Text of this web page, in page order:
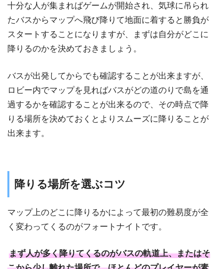
十分な人が集まればゲームが開始され、気球に吊られ
たバスからマップへ飛び降りて地面に着すると勝負が
スタートすることになりますが、まずは自分がどこに
降りるのかを決めておきましょう。
バスが出発してからでも確認することが出来ますが、
ロビー内でマップを見ればバスがどの道のりで島を通
過するかを確認することが出来るので、その時点で降
りる場所を決めておくとよりスムーズに降りることが
出来ます。
降りる場所を選ぶコツ
マップ上のどこに降りるかによって最初の難易度が全
く変わってくるのがフォートナイトです。
まず人が多く降りてくるのがバスの軌道上、またはそ